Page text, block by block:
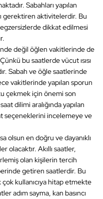
Sabahları yapılan
gerektiren aktivitelerdir. Bu
dikkat edilmesi
değil öğlen vakitlerinde de
bu saatlerde vücut ısısı
Sabah ve öğle saatlerinde
vakitlerinde yapılan sporun
çekmek için önemi son
dilimi aralığında yapılan
seçeneklerini incelemeye ve
olsun en doğru ve dayanıklı
olacaktır. Akıllı saatler,
olan kişilerin tercih
getiren saatlerdir. Bu
kullanıcıya hitap etmekte
adım sayma, kan basıncı